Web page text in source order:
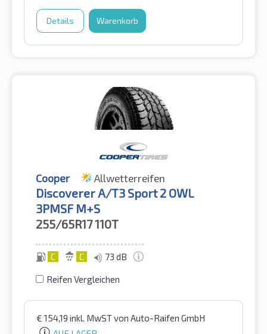
Details Warenkorb
Cooper Allwetterreifen
Discoverer A/T3 Sport 2 OWL
3PMSF M+S
255/65R17110T
C C 73 dB
Reifen Vergleichen
€ 154,19 inkl. MwSTvon Auto-Raifen GmbH